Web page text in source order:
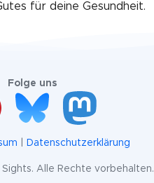
für deine Gesundheit.
Folge uns
Datenschutzerklärung
Alle Rechte vorbehalten.